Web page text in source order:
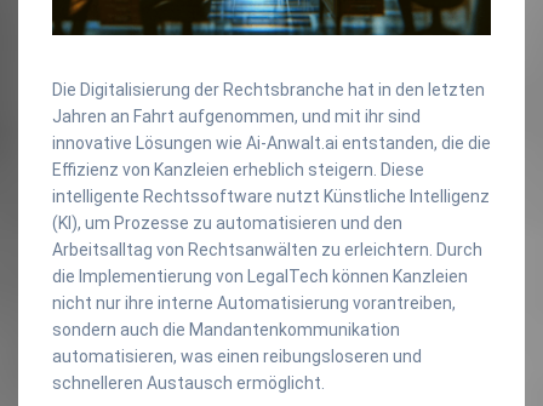
Die Digitalisierung der Rechtsbranche hat in den letzten
Jahren an Fahrt aufgenommen, und mit ihr sind
innovative Lösungen wie Ai-Anwalt.ai entstanden, die die
Effizienz von Kanzleien erheblich steigern. Diese
intelligente Rechtssoftware nutzt Künstliche Intelligenz
(KI), um Prozesse zu automatisieren und den
Arbeitsalltag von Rechtsanwälten zu erleichtern. Durch
die Implementierung von LegalTech können Kanzleien
nicht nur ihre interne Automatisierung vorantreiben,
sondern auch die Mandantenkommunikation
automatisieren, was einen reibungsloseren und
schnelleren Austausch ermöglicht.